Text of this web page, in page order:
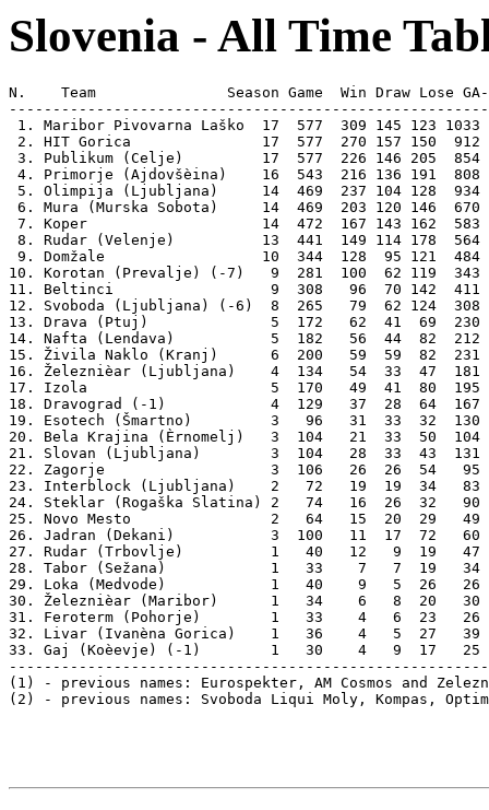
Slovenia - All Time
N.    Team               Season Game  Win Draw Lose
1. Maribor Pivovarna Laško  17  577  309 145 123
2. HIT Gorica               17  577  270 157 150
3. Publikum (Celje)         17  577  226 146 205
4. Primorje (Ajdovšèina)    16  543  216 136 191
5. Olimpija (Ljubljana)     14  469  237 104 128
6. Mura (Murska Sobota)     14  469  203 120 146
7. Koper                    14  472  167 143 162  583
8. Rudar (Velenje)          13  441  149 114 178
9. Domžale                  10  344  128  95 121  484
10. Korotan (Prevalje) (-7)   9  281  100  62 119  343
11. Beltinci                  9  308   96  70 142  411
12. Svoboda (Ljubljana) (-6)  8  265   79  62 124  308
13. Drava (Ptuj)              5  172   62  41  69  230
14. Nafta (Lendava)           5  182   56  44  82
15. Živila Naklo (Kranj)      6  200   59  59  82
16. Železnièar (Ljubljana)    4  134   54  33  47
17. Izola                     5  170   49  41  80  195
18. Dravograd (-1)            4  129   37  28  64  167
19. Esotech (Šmartno)         3   96   31  33  32
20. Bela Krajina (Èrnomelj)   3  104   21  33  50
21. Slovan (Ljubljana)        3  104   28  33  43
22. Zagorje                   3  106   26  26  54
23. Interblock (Ljubljana)    2   72   19  19  34
24. Steklar (Rogaška Slatina) 2   74   16  26  32
25. Novo Mesto                2   64   15  20  29
26. Jadran (Dekani)           3  100   11  17  72
27. Rudar (Trbovlje)          1   40   12   9  19
28. Tabor (Sežana)            1   33    7   7  19
29. Loka (Medvode)            1   40    9   5  26
30. Železnièar (Maribor)      1   34    6   8  20
31. Feroterm (Pohorje)        1   33    4   6  23
32. Livar (Ivanèna Gorica)    1   36    4   5  27
33. Gaj (Koèevje) (-1)        1   30    4   9  17   25
(1) - previous names: Eurospekter, AM Cosmos and
(2) - previous names: Svoboda Liqui Moly, Kompas,